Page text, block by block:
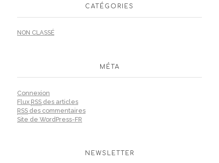
CATÉGORIES
NON CLASSÉ
MÉTA
Connexion
Flux RSS des articles
RSS des commentaires
Site de WordPress-FR
NEWSLETTER